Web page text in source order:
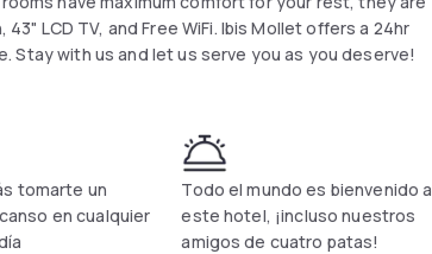
LCD TV, and Free WiFi. Ibis Mollet offers a 24hr
Stay with us and let us serve you as you deserve!
tomarte un
en cualquier
Todo el mundo es bienvenido a
este hotel, ¡incluso nuestros
amigos de cuatro patas!